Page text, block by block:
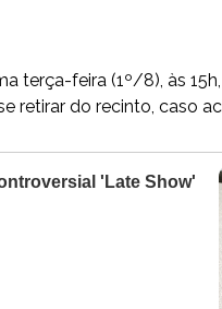
terça-feira (1º/8), às
retirar do recinto, caso